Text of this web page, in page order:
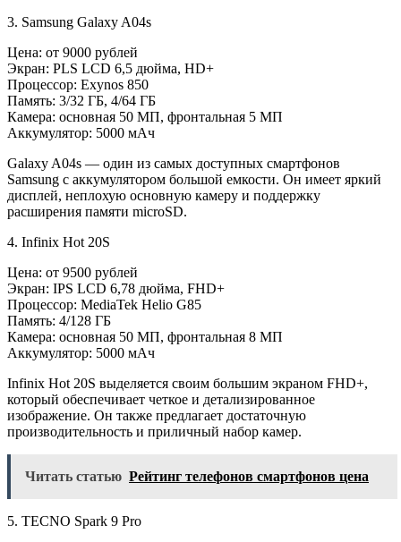
3. Samsung Galaxy A04s
Цена: от 9000 рублей
Экран: PLS LCD 6,5 дюйма, HD+
Процессор: Exynos 850
Память: 3/32 ГБ, 4/64 ГБ
Камера: основная 50 МП, фронтальная 5 МП
Аккумулятор: 5000 мАч
Galaxy A04s — один из самых доступных смартфонов
Samsung с аккумулятором большой емкости. Он имеет яркий
дисплей, неплохую основную камеру и поддержку
расширения памяти microSD.
4. Infinix Hot 20S
Цена: от 9500 рублей
Экран: IPS LCD 6,78 дюйма, FHD+
Процессор: MediaTek Helio G85
Память: 4/128 ГБ
Камера: основная 50 МП, фронтальная 8 МП
Аккумулятор: 5000 мАч
Infinix Hot 20S выделяется своим большим экраном FHD+,
который обеспечивает четкое и детализированное
изображение. Он также предлагает достаточную
производительность и приличный набор камер.
Читать статью Рейтинг телефонов смартфонов цена
5. TECNO Spark 9 Pro